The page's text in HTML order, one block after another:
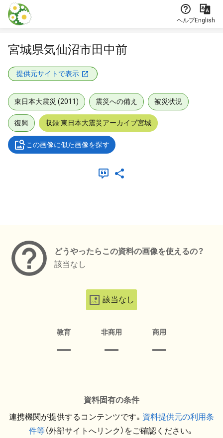
本文に飛ぶ
ヘルプEnglish
宮城県気仙沼市田中前
提供元サイトで表示
東日本大震災 (2011) 震災への備え 被災状況
復興 収録:東日本大震災アーカイブ宮城
この画像に似た画像を探す
どうやったらこの資料の画像を使えるの？
該当なし
該当なし
教育 非商用 商用
資料固有の条件
連携機関が提供するコンテンツです。 資料提供元の利用条
件等（外部サイトへリンク）をご確認ください。